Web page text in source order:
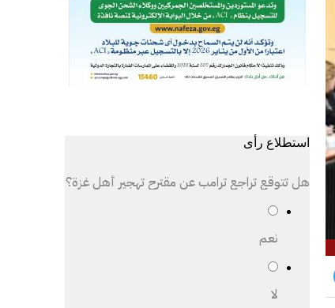
استطلاع رأى
هل تتوقع تراجع ترامب عن مقترح تهجير أهل غزة؟
نعم
لا